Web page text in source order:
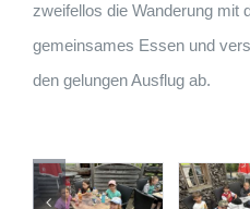
zweifellos die Wanderung mit
gemeinsames Essen und
den gelungen Ausflug ab.